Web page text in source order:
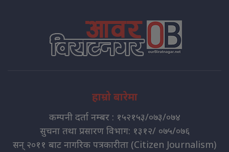
हाम्रो बारेमा
कम्पनी दर्ता नम्बर : १५२१५३/०७३/०७४
सुचना तथा प्रसारण विभाग: १३१२/ ०७५/०७६
सन् २०११ बाट नागरिक पत्रकारीता (Citizen Journalism)